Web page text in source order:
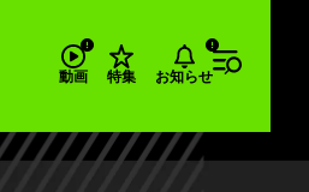
動画 特集 お知らせ